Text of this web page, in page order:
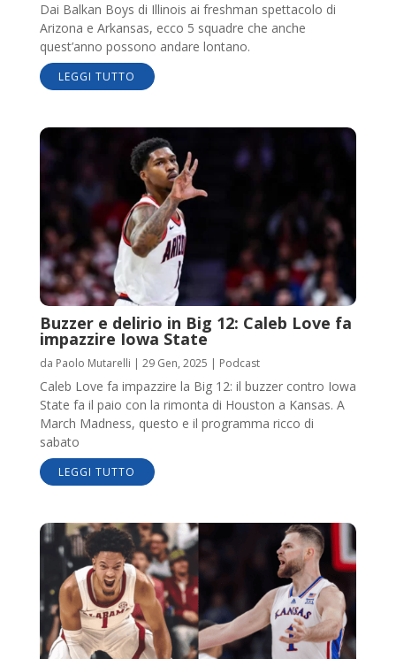
Dai Balkan Boys di Illinois ai freshman spettacolo di
Arizona e Arkansas, ecco 5 squadre che anche
quest’anno possono andare lontano.
LEGGI TUTTO
Buzzer e delirio in Big 12: Caleb Love fa
impazzire Iowa State
da Paolo Mutarelli | 29 Gen, 2025 | Podcast
Caleb Love fa impazzire la Big 12: il buzzer contro Iowa
State fa il paio con la rimonta di Houston a Kansas. A
March Madness, questo e il programma ricco di
sabato
LEGGI TUTTO